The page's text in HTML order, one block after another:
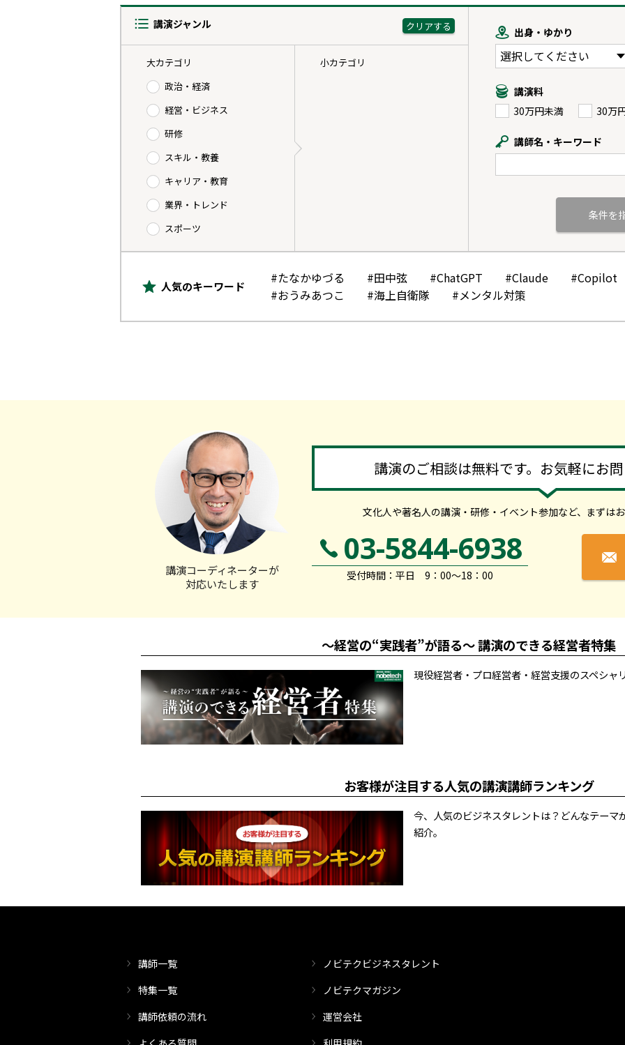
講演ジャンル
大カテゴリ
政治・経済
経営・ビジネス
研修
スキル・教養
キャリア・教育
業界・トレンド
スポーツ
小カテゴリ
出身・ゆかり
講演料
30万円未満
30万
講師名・キーワード
人気のキーワード
#たなかゆづる #田中弦 #ChatGPT #Claude
#Copilot
#おうみあつこ
#海上自衛隊 #メンタル対策
講演のご相談は無料です。お気軽にお
文化人や著名人の講演・研修・イベント参加など、 まずは
講演コーディネーターが
対応いたします
03-5844-6938
受付時間：平日 9：00～18：00
～経営の“実践者”が語る～ 講演のできる経営者特集
現役経営者・プロ経営者・経営支援のスペシャ
お客様が注目する人気の講演講師ランキング
今、人気のビジネスタレントは？どんなテー
紹介。
講師一覧
特集一覧
講師依頼の流れ
ノビテクビジネスタレント
ノビテクマガジン
運営会社